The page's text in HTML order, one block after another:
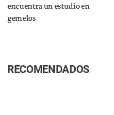
encuentra un estudio en
gemelos
RECOMENDADOS